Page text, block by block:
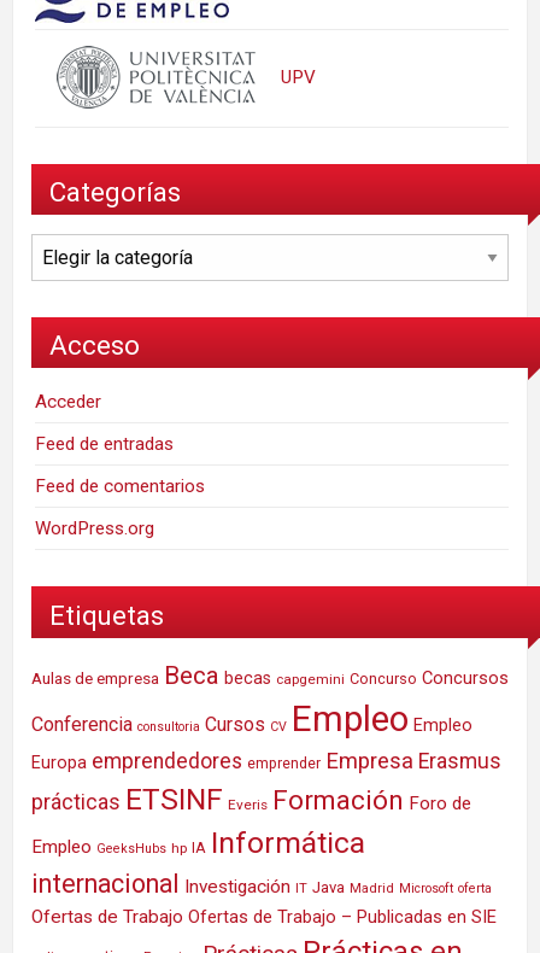
UPV
Categorías
Categorías
Acceso
Acceder
Feed de entradas
Feed de comentarios
WordPress.org
Etiquetas
Aulas de empresa Beca becas capgemini Concurso Concursos
Conferencia consultoria Cursos CV Empleo Empleo
Europa emprendedores emprender Empresa Erasmus
prácticas ETSINF Everis Formación Foro de
Empleo GeeksHubs hp IA Informática
internacional Investigación IT Java Madrid Microsoft oferta
Ofertas de Trabajo Ofertas de Trabajo – Publicadas en SIE